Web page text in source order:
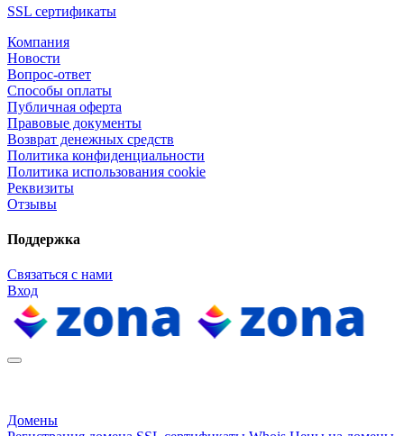
SSL сертификаты
Компания
Новости
Вопрос-ответ
Способы оплаты
Публичная оферта
Правовые документы
Возврат денежных средств
Политика конфиденциальности
Политика использования cookie
Реквизиты
Отзывы
Поддержка
Связаться с нами
Вход
Домены